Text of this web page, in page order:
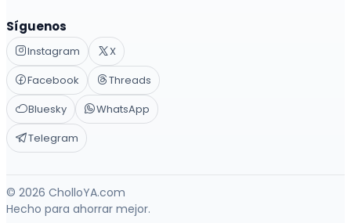
Síguenos
Instagram
X
Facebook
Threads
Bluesky
WhatsApp
Telegram
© 2026 CholloYA.com
Hecho para ahorrar mejor.